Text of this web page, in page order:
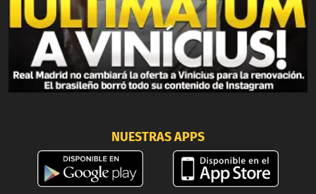
NUESTRAS APPS